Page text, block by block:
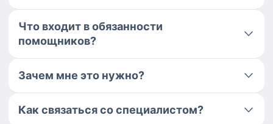
Что входит в обязанности
помощников?
Зачем мне это нужно?
Как связаться со специалистом?